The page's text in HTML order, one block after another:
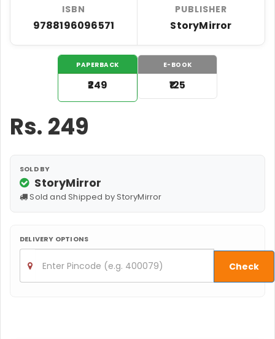
ISBN
9788196096571
PUBLISHER
StoryMirror
PAPERBACK
₹249
E-BOOK
₹125
Rs. 249
SOLD BY
StoryMirror
Sold and Shipped by StoryMirror
DELIVERY OPTIONS
Check